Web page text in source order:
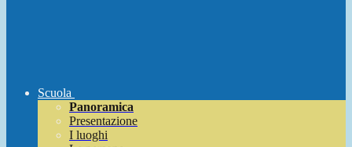
Scuola
Panoramica
Presentazione
I luoghi